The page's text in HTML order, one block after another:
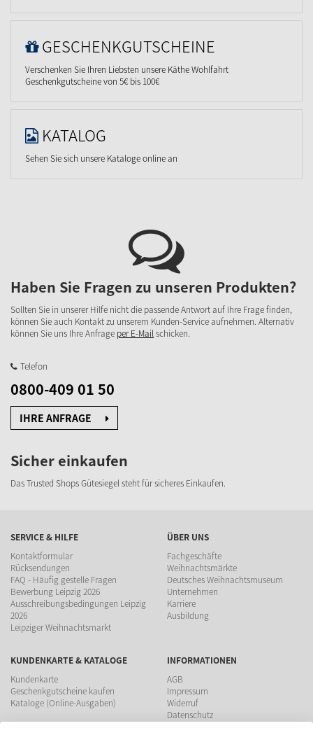
GESCHENKGUTSCHEINE
Verschenken Sie Ihren Liebsten unsere Käthe Wohlfahrt
Geschenkgutscheine von 5€ bis 100€
KATALOG
Sehen Sie sich unsere Kataloge online an
Haben Sie Fragen zu unseren Produkten?
Sollten Sie in unserer Hilfe nicht die passende Antwort auf Ihre Frage finden,
können Sie auch Kontakt zu unserem Kunden-Service aufnehmen. Alternativ
können Sie uns Ihre Anfrage per E-Mailschicken.
Telefon
0800-409 01 50
IHRE ANFRAGE
Sicher einkaufen
Das Trusted Shops Gütesiegel steht für sicheres Einkaufen.
SERVICE & HILFE
Kontaktformular
Rücksendungen
FAQ - Häufig gestelle Fragen
Bewerbung Leipzig 2026
Ausschreibungsbedingungen Leipzig
2026
Leipziger Weihnachtsmarkt
ÜBER UNS
Fachgeschäfte
Weihnachtsmärkte
Deutsches Weihnachtsmuseum
Unternehmen
Karriere
Ausbildung
KUNDENKARTE & KATALOGE
Kundenkarte
Geschenkgutscheine kaufen
Kataloge (Online-Ausgaben)
INFORMATIONEN
AGB
Impressum
Widerruf
Datenschutz